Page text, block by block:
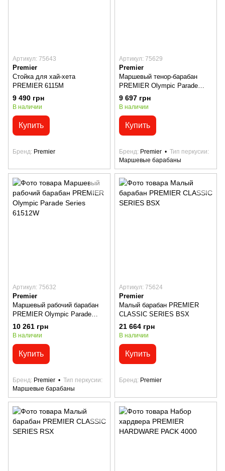
Артикул: 75643
Premier
Стойка для хай-хета
PREMIER 6115M
9 490 грн
В наличии
Купить
Бренд Premier
Артикул: 75629
Premier
Маршевый тенор-барабан
PREMIER Olympic Parade
Series 61316W
9 697 грн
В наличии
Купить
Бренд Premier
Тип перкусии
Маршевые барабаны
Артикул: 75632
Premier
Маршевый рабочий барабан
PREMIER Olympic Parade
Series 61512W
10 261 грн
В наличии
Купить
Бренд Premier
Тип перкусии
Маршевые барабаны
Артикул: 75624
Premier
Малый барабан PREMIER
CLASSIC SERIES BSX
21 664 грн
В наличии
Купить
Бренд Premier